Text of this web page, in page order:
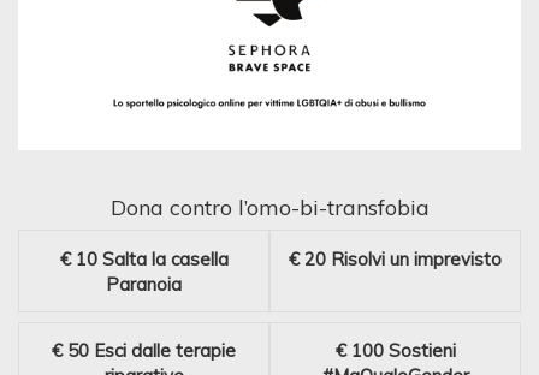
Dona contro l’omo-bi-transfobia
€ 10 Salta la casella
Paranoia
€ 20 Risolvi un imprevisto
€ 50 Esci dalle terapie
€ 100 Sostieni